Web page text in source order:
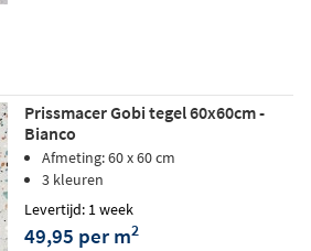
Prissmacer Gobi tegel 60x60cm -
Bianco
Afmeting: 60 x 60 cm
3 kleuren
Levertijd: 1 week
49,95 per m2